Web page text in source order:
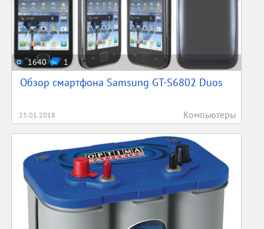
1640 1
Обзор смартфона Samsung GT-S6802 Duos
23.01.2018 Компьютеры